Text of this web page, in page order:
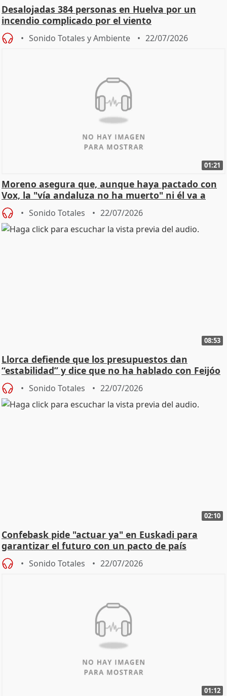
Desalojadas 384 personas en Huelva por un
incendio complicado por el viento
Sonido Totales y Ambiente 22/07/2026
01:21
Moreno asegura que, aunque haya pactado con
Vox, la "vía andaluza no ha muerto" ni él va a
"cambiar"
Sonido Totales 22/07/2026
08:53
Llorca defiende que los presupuestos dan
“estabilidad” y dice que no ha hablado con Feijóo
Sonido Totales 22/07/2026
02:10
Confebask pide "actuar ya" en Euskadi para
garantizar el futuro con un pacto de país
Sonido Totales 22/07/2026
01:12